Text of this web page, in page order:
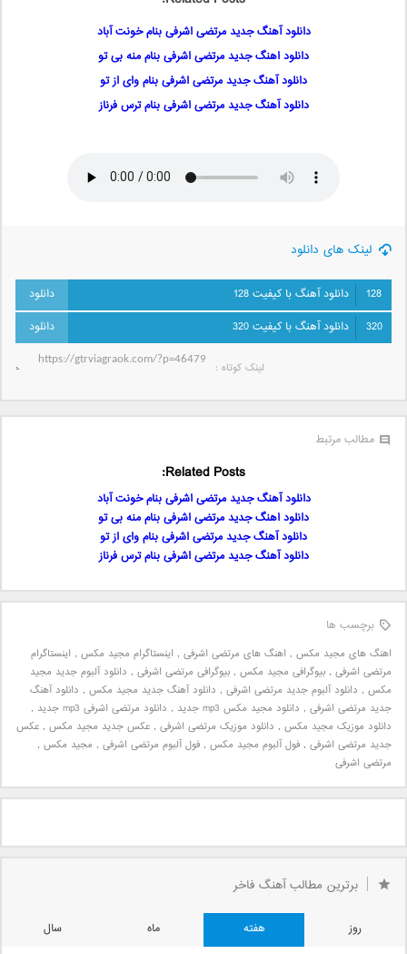
دانلود آهنگ جدید مرتضی اشرفی بنام خونت آباد
دانلود اهنگ جدید مرتضی اشرفی بنام منه بی تو
دانلود آهنگ جدید مرتضی اشرفی بنام وای از تو
دانلود آهنگ جدید مرتضی اشرفی بنام ترس فرناز
لینک های دانلود
128
دانلود آهنگ با کیفیت 128
320
دانلود آهنگ با کیفیت 320
لینک کوتاه‌ :
مطالب مرتبط
Related Posts:
دانلود آهنگ جدید مرتضی اشرفی بنام خونت آباد
دانلود اهنگ جدید مرتضی اشرفی بنام منه بی تو
دانلود آهنگ جدید مرتضی اشرفی بنام وای از تو
دانلود آهنگ جدید مرتضی اشرفی بنام ترس فرناز
برچسب ها
اهنگ های مجید مکس , اهنگ های مرتضی اشرفی , اینستاگرام مجید مکس , اینستاگرام
مرتضی اشرفی , بیوگرافی مجید مکس , بیوگرافی مرتضی اشرفی , دانلود آلبوم جدید مجید
مکس , دانلود آلبوم جدید مرتضی اشرفی , دانلود آهنگ جدید مجید مکس , دانلود آهنگ
جدید مرتضی اشرفی , دانلود مجید مکس mp3 جدید , دانلود مرتضی اشرفی mp3 جدید
,
دانلود موزیک مجید مکس , دانلود موزیک مرتضی اشرفی , عکس جدید مجید مکس , عکس
جدید مرتضی اشرفی , فول آلبوم مجید مکس , فول آلبوم مرتضی اشرفی , مجید مکس ,
مرتضی اشرفی
برترین مطالب آهنگ فاخر
روز هفته ماه
سال